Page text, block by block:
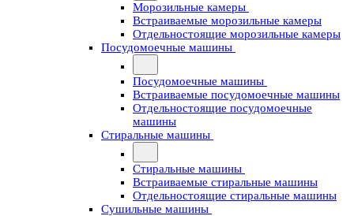
Морозильные камеры
Встраиваемые морозильные камеры
Отдельностоящие морозильные камеры
Посудомоечные машины
Посудомоечные машины
Встраиваемые посудомоечные машины
Отдельностоящие посудомоечные
машины
Стиральные машины
Стиральные машины
Встраиваемые стиральные машины
Отдельностоящие стиральные машины
Сушильные машины